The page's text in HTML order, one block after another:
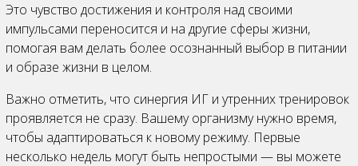
Это чувство достижения и контроля над своими
импульсами переносится и на другие сферы жизни,
помогая вам делать более осознанный выбор в питании
и образе жизни в целом.
Важно отметить, что синергия ИГ и утренних тренировок
проявляется не сразу. Вашему организму нужно время,
чтобы адаптироваться к новому режиму. Первые
несколько недель могут быть непростыми — вы можете